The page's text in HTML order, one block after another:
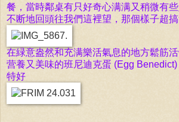
餐，當時鄰桌有只好奇心满满又稍微有
不断地回頭往我們這裡望，那個樣子超
在緑意盎然和充满樂活氣息的地方鬆筋活
营養又美味的班尼迪克蛋 (Egg
特好